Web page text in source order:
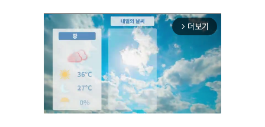
arrow_forward_ios 더보기